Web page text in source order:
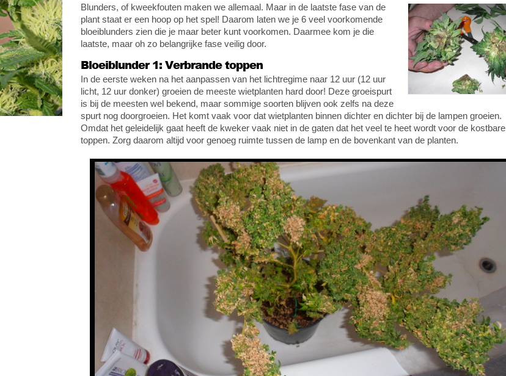
Blunders, of kweekfouten maken we allemaal. Maar in de laatste fase van de
plant staat er een hoop op het spel! Daarom laten we je 6 veel voorkomende
bloeiblunders zien die je maar beter kunt voorkomen. Daarmee kom je die
laatste, maar oh zo belangrijke fase veilig door.
Bloeiblunder 1: Verbrande toppen
In de eerste weken na het aanpassen van het lichtregime naar 12 uur (12 uur
licht, 12 uur donker) groeien de meeste wietplanten hard door! Deze groeispurt
is bij de meesten wel bekend, maar sommige soorten blijven ook zelfs na deze
spurt nog doorgroeien. Het komt vaak voor dat wietplanten binnen dichter en dichter bij de lampen groeien.
Omdat het geleidelijk gaat heeft de kweker vaak niet in de gaten dat het veel te heet wordt voor de kostbare
toppen. Zorg daarom altijd voor genoeg ruimte tussen de lamp en de bovenkant van de planten.